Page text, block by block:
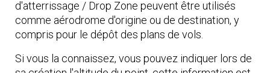
d'atterrissage / Drop Zone peuvent être utilisés
comme aérodrome d'origine ou de destination, y
compris pour le dépôt des plans de vols.
Si vous la connaissez, vous pouvez indiquer lors de